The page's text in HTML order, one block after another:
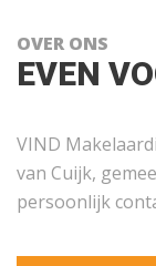
OVER ONS
EVEN
VIND
van Cuijk,
persoonlijk